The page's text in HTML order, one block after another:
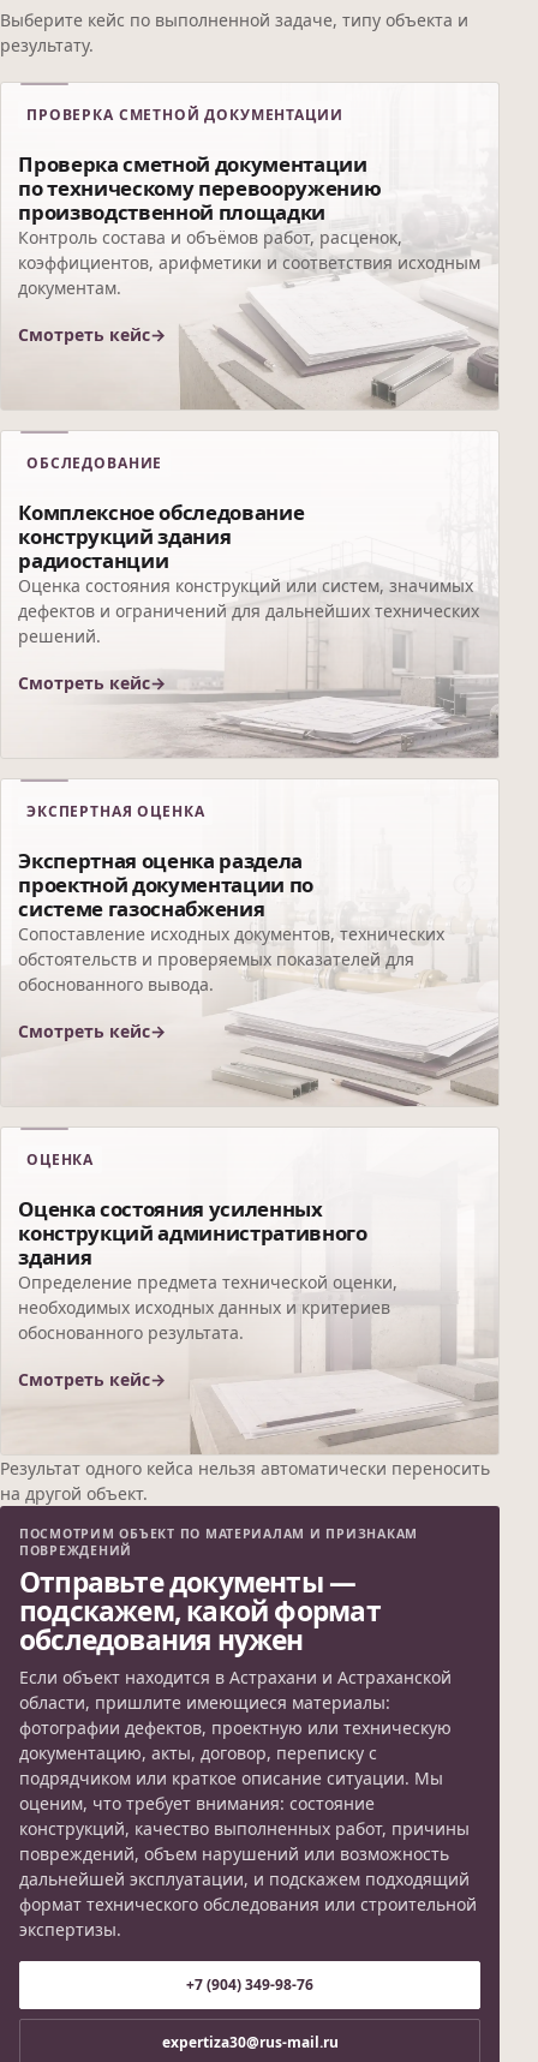
Выберите кейс по выполненной задаче, типу объекта и
результату.
ПРОВЕРКА СМЕТНОЙ ДОКУМЕНТАЦИИ
Проверка сметной документации
по техническому перевооружению
производственной площадки
Контроль состава и объёмов работ, расценок,
коэффициентов, арифметики и соответствия исходным
документам.
Смотреть кейс
ОБСЛЕДОВАНИЕ
Комплексное обследование
конструкций здания
радиостанции
Оценка состояния конструкций или систем, значимых
дефектов и ограничений для дальнейших технических
решений.
Смотреть кейс
ЭКСПЕРТНАЯ ОЦЕНКА
Экспертная оценка раздела
проектной документации по
системе газоснабжения
Сопоставление исходных документов, технических
обстоятельств и проверяемых показателей для
обоснованного вывода.
Смотреть кейс
ОЦЕНКА
Оценка состояния усиленных
конструкций административного
здания
Определение предмета технической оценки,
необходимых исходных данных и критериев
обоснованного результата.
Смотреть кейс
Результат одного кейса нельзя автоматически переносить
на другой объект.
ПОСМОТРИМ ОБЪЕКТ ПО МАТЕРИАЛАМ И ПРИЗНАКАМ
ПОВРЕЖДЕНИЙ
Отправьте документы —
подскажем, какой формат
обследования нужен
Если объект находится в Астрахани и Астраханской
области, пришлите имеющиеся материалы:
фотографии дефектов, проектную или техническую
документацию, акты, договор, переписку с
подрядчиком или краткое описание ситуации. Мы
оценим, что требует внимания: состояние
конструкций, качество выполненных работ, причины
повреждений, объем нарушений или возможность
дальнейшей эксплуатации, и подскажем подходящий
формат технического обследования или строительной
экспертизы.
+7 (904) 349-98-76
expertiza30@rus-mail.ru